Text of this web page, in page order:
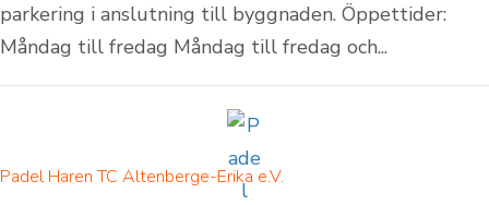
parkering i anslutning till byggnaden. Öppettider:
Måndag till fredag Måndag till fredag och...
Padel Haren TC Altenberge-Erika e.V.